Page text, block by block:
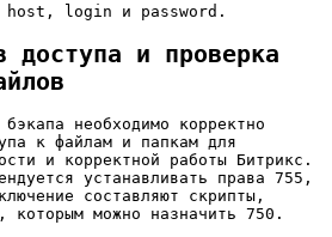
host , login и password .
доступа и проверка
необходимо корректно
к файлам и папкам для
и корректной работы Битрикс.
устанавливать права 755,
составляют скрипты,
которым можно назначить 750.